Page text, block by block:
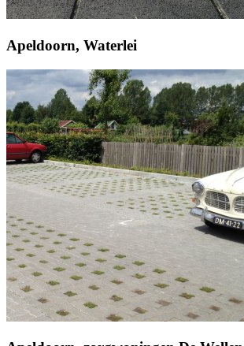
Apeldoorn, Waterlei